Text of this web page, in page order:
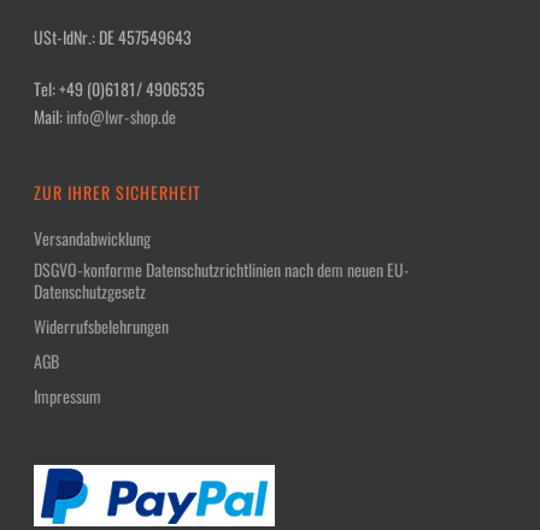
USt-IdNr.: DE 457549643
Tel: +49 (0)6181/ 4906535
Mail:info@lwr-shop.de
ZUR IHRER SICHERHEIT
Versandabwicklung
DSGVO-konforme Datenschutzrichtlinien nach dem neuen EU-
Datenschutzgesetz
Widerrufsbelehrungen
AGB
Impressum